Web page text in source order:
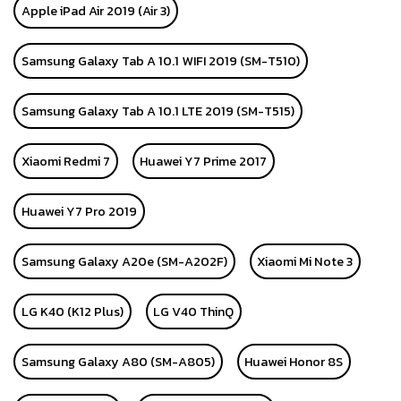
Apple iPad Air 2019 (Air 3)
Samsung Galaxy Tab A 10.1 WIFI 2019 (SM-T510)
Samsung Galaxy Tab A 10.1 LTE 2019 (SM-T515)
Xiaomi Redmi 7 Huawei Y7 Prime 2017
Huawei Y7 Pro 2019
Samsung Galaxy A20e (SM-A202F) Xiaomi Mi Note 3
LG K40 (K12 Plus) LG V40 ThinQ
Samsung Galaxy A80 (SM-A805) Huawei Honor 8S